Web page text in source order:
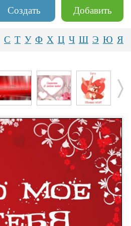
Добавить
Создать
С Т У Ф Х Ц Ч Ш Э Ю Я